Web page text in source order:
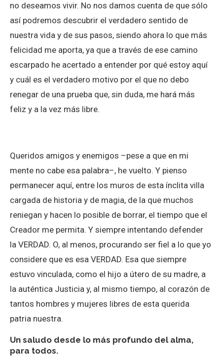
no deseamos vivir. No nos damos cuenta de que sólo
así podremos descubrir el verdadero sentido de
nuestra vida y de sus pasos, siendo ahora lo que más
felicidad me aporta, ya que a través de ese camino
escarpado he acertado a entender por qué estoy aquí
y cuál es el verdadero motivo por el que no debo
renegar de una prueba que, sin duda, me hará más
feliz y a la vez más libre.
Queridos amigos y enemigos –pese a que en mi
mente no cabe esa palabra–, he vuelto. Y pienso
permanecer aquí, entre los muros de esta ínclita villa
cargada de historia y de magia, de la que muchos
reniegan y hacen lo posible de borrar, el tiempo que el
Creador me permita. Y siempre intentando defender
la VERDAD. O, al menos, procurando ser fiel a lo que yo
considere que es esa VERDAD. Esa que siempre
estuvo vinculada, como el hijo a útero de su madre, a
la auténtica Justicia y, al mismo tiempo, al corazón de
tantos hombres y mujeres libres de esta querida
patria nuestra.
Un saludo desde lo más profundo del alma,
para todos.